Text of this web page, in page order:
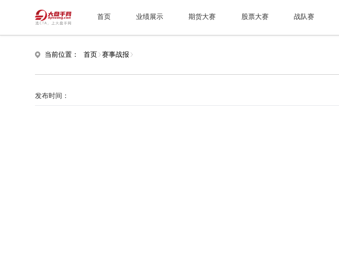
首页 业绩展示 期货大赛 股票大赛 战队赛
当前位置： 首页 赛事战报
发布时间：